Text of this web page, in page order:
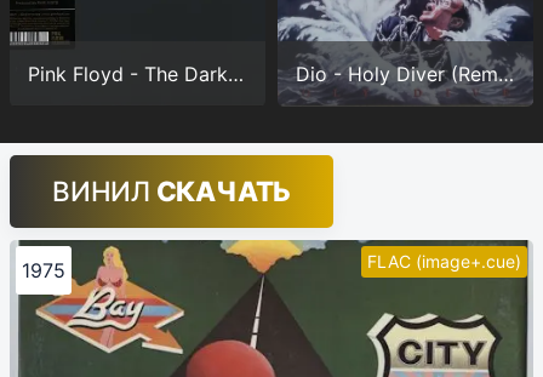
ВОЙТИ
Регистрация
Pink Floyd - The Dark Side Of The Moon (Anniversary version) (24/192.0) Dio - Holy Diver (Remastered) (24/96.0)
ВИНИЛ СКАЧАТЬ
FLAC (image+.cue)
1975